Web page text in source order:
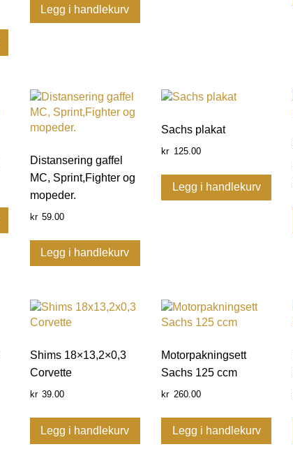
Legg i handlekurv
Distansering gaffel
MC, Sprint,Fighter og
mopeder.
kr 59.00
Legg i handlekurv
Sachs plakat
kr 125.00
Legg i handlekurv
Shims 18×13,2×0,3
Corvette
kr 39.00
Legg i handlekurv
Motorpakningsett
Sachs 125 ccm
kr 260.00
Legg i handlekurv